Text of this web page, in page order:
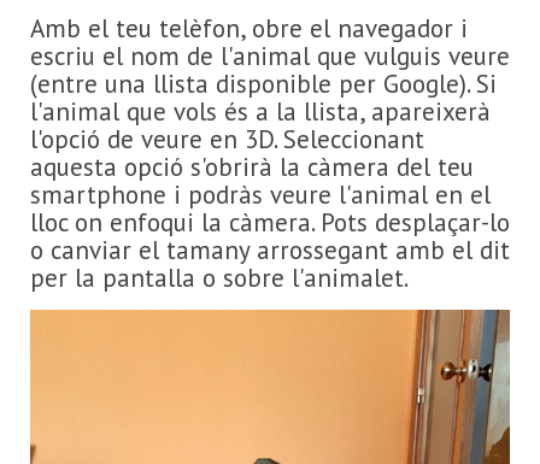
Amb el teu telèfon, obre el navegador i
escriu el nom de l'animal que vulguis veure
(entre una llista disponible per Google). Si
l'animal que vols és a la llista, apareixerà
l'opció de veure en 3D. Seleccionant
aquesta opció s'obrirà la càmera del teu
smartphone i podràs veure l'animal en el
lloc on enfoqui la càmera. Pots desplaçar-lo
o canviar el tamany arrossegant amb el dit
per la pantalla o sobre l'animalet.